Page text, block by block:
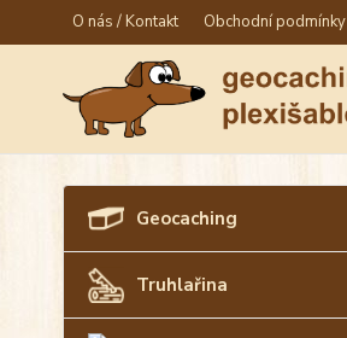
O nás / Kontakt Obchodní podmínky
Geocaching
Truhlařina